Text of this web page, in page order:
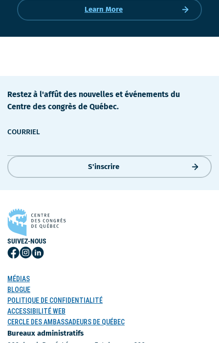
Learn More
Restez à l'affût des nouvelles et événements du
Centre des congrès de Québec.
COURRIEL
S'inscrire
SUIVEZ-NOUS
Suivez-
sur
Facebook
Suivez-
Instagram
Suivez-
MÉDIAS
BLOGUE
POLITIQUE DE CONFIDENTIALITÉ
ACCESSIBILITÉ WEB
CERCLE DES AMBASSADEURS DE QUÉBEC
Bureaux administratifs